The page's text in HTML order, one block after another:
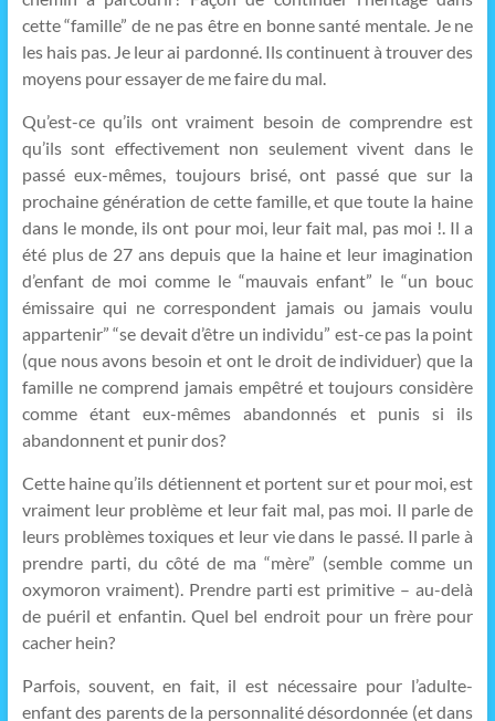
cette “famille” de ne pas être en bonne santé mentale. Je ne
les hais pas. Je leur ai pardonné. Ils continuent à trouver des
moyens pour essayer de me faire du mal.
Qu’est-ce qu’ils ont vraiment besoin de comprendre est
qu’ils sont effectivement non seulement vivent dans le
passé eux-mêmes, toujours brisé, ont passé que sur la
prochaine génération de cette famille, et que toute la haine
dans le monde, ils ont pour moi, leur fait mal, pas moi !. Il a
été plus de 27 ans depuis que la haine et leur imagination
d’enfant de moi comme le “mauvais enfant” le “un bouc
émissaire qui ne correspondent jamais ou jamais voulu
appartenir” “se devait d’être un individu” est-ce pas la point
(que nous avons besoin et ont le droit de individuer) que la
famille ne comprend jamais empêtré et toujours considère
comme étant eux-mêmes abandonnés et punis si ils
abandonnent et punir dos?
Cette haine qu’ils détiennent et portent sur et pour moi, est
vraiment leur problème et leur fait mal, pas moi. Il parle de
leurs problèmes toxiques et leur vie dans le passé. Il parle à
prendre parti, du côté de ma “mère” (semble comme un
oxymoron vraiment). Prendre parti est primitive – au-delà
de puéril et enfantin. Quel bel endroit pour un frère pour
cacher hein?
Parfois, souvent, en fait, il est nécessaire pour l’adulte-
enfant des parents de la personnalité désordonnée (et dans